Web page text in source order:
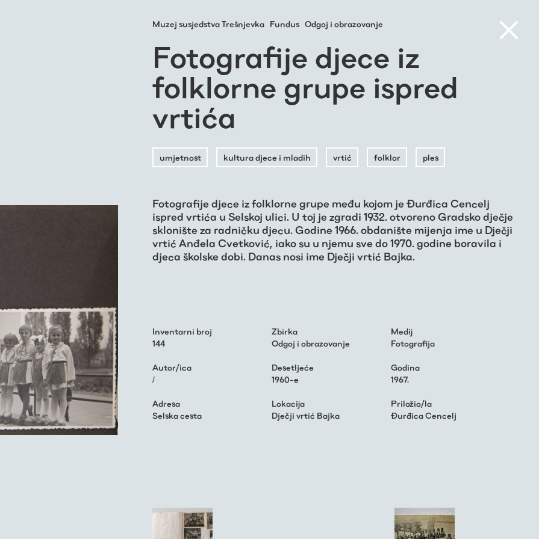
Muzej susjedstva Trešnjevka Fundus Odgoj i obrazovanje
Fotografije djece iz
folklorne grupe ispred
vrtića
umjetnost kultura djece i mladih vrtić folklor ples
Fotografije djece iz folklorne grupe među kojom je Đurđica Cencelj
ispred vrtića u Selskoj ulici. U toj je zgradi 1932. otvoreno Gradsko dječje
sklonište za radničku djecu. Godine 1966. obdanište mijenja ime u Dječji
vrtić Anđela Cvetković, iako su u njemu sve do 1970. godine boravila i
djeca školske dobi. Danas nosi ime Dječji vrtić Bajka.
Inventarni broj
144
Zbirka
Odgoj i obrazovanje
Medij
Fotografija
Autor/ica
/
Desetljeće
1960-e
Godina
1967.
Adresa
Selska cesta
Lokacija
Dječji vrtić Bajka
Priložio/la
Đurđica Cencelj